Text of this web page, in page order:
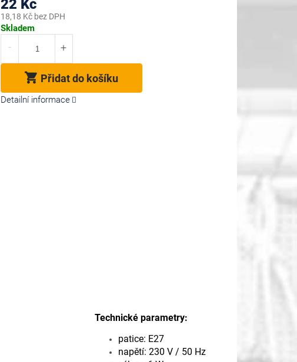
22 Kč
18,18 Kč bez DPH
Měrná
Skladem
Přidat do košíku
Detailní informace
Technické parametry:
patice: E27
napětí: 230 V / 50 Hz